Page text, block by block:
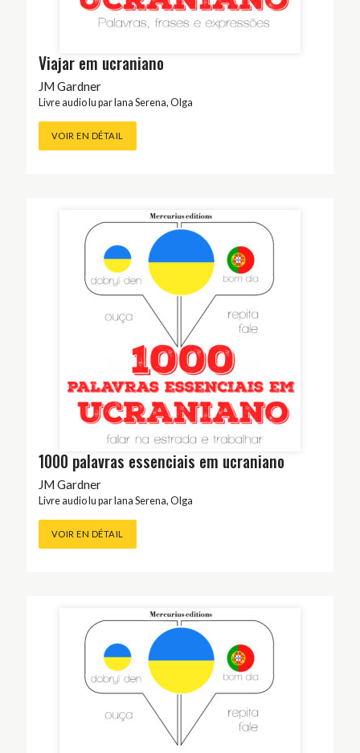
Viajar em ucraniano
JM Gardner
Livre audio lu par Iana Serena, Olga
VOIR EN DÉTAIL
1000 palavras essenciais em ucraniano
JM Gardner
Livre audio lu par Iana Serena, Olga
VOIR EN DÉTAIL